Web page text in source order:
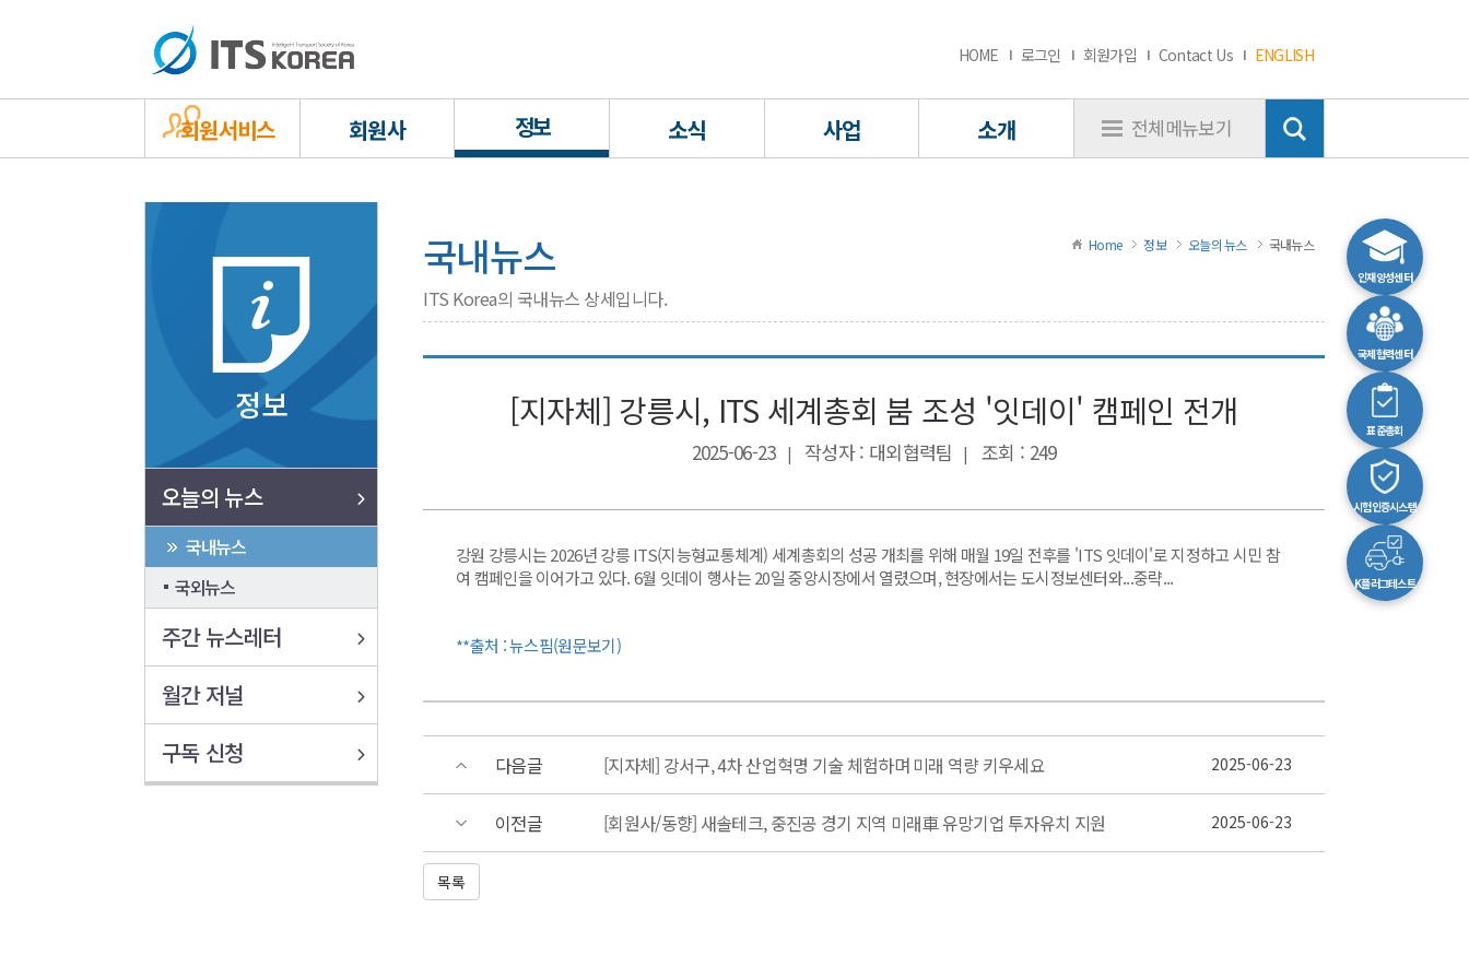
HOME 로그인 회원가입 Contact Us ENGLISH
회원서비스 회원사 정보 소식 사업 소개 전체메뉴보기
정보
오늘의 뉴스
국내뉴스
국외뉴스
주간 뉴스레터
월간 저널
구독 신청
Home 정보 오늘의 뉴스 국내뉴스
국내뉴스
ITS Korea의 국내뉴스 상세입니다.
[지자체] 강릉시, ITS 세계총회 붐 조성 '잇데이' 캠페인 전개
2025-06-23 | 작성자 : 대외협력팀 | 조회 : 249
강원 강릉시는 2026년 강릉 ITS(지능형교통체계) 세계총회의 성공 개최를 위해 매월 19일 전후를 'ITS 잇데이'로 지정하고 시민 참
여 캠페인을 이어가고 있다. 6월 잇데이 행사는 20일 중앙시장에서 열렸으며, 현장에서는 도시정보센터와...중략...
**출처 : 뉴스핌(원문보기)
다음글 [지자체] 강서구, 4차 산업혁명 기술 체험하며 미래 역량 키우세요 2025-06-23
이전글 [회원사/동향] 새솔테크, 중진공 경기 지역 미래車 유망기업 투자유치 지원 2025-06-23
목록
인재양성센터
국제협력센터
표준총회
시험인증시스템
K플러그테스트